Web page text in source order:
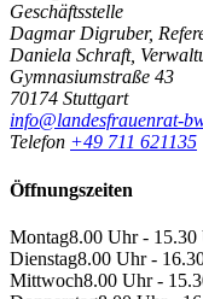
Geschäftsstelle
Dagmar Digruber,
Daniela Schraft,
Gymnasiumstraße 43
70174 Stuttgart
info@landesfrauenrat-
Telefon +49 711 621135
Öffnungszeiten
Montag8.00 Uhr - 15.30
Dienstag8.00 Uhr -
Mittwoch8.00 Uhr -